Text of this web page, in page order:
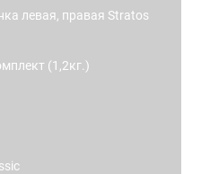
левая, правая Stratos
(1,2кг.)